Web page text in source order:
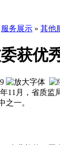
服务展示 » 其他
获优
年11月，省质
之一。